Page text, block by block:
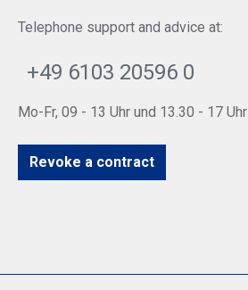
Telephone support and advice at:
+49 6103 20596 0
Mo-Fr, 09 - 13 Uhr und 13.30 - 17 Uhr
Revoke a contract